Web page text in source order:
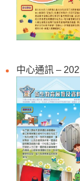
中心通訊 –